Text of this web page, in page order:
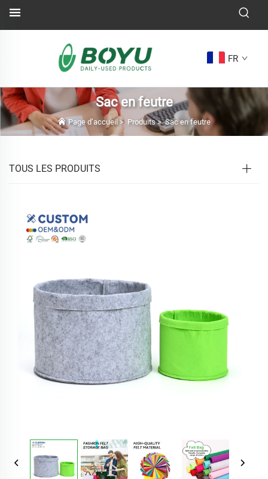
FR
Sac en feutre
Page d’accueil > Produits>Sac en feutre
TOUS LES PRODUITS